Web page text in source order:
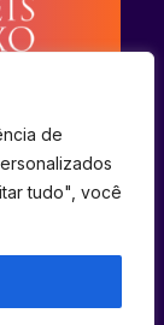
de
tudo", você